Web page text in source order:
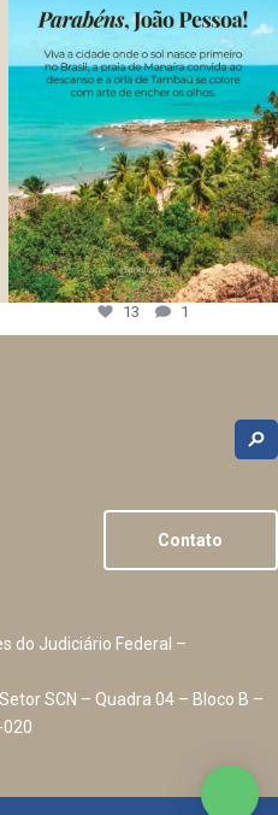
13 1
Contato
do Judiciário Federal –
SCN – Quadra 04 – Bloco B –
020